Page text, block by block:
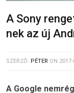
A Sony
nek az új
SZERZŐ: PÉTER ON
A Google